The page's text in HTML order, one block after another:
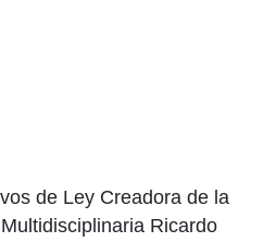
de Ley Creadora de la
Ricardo